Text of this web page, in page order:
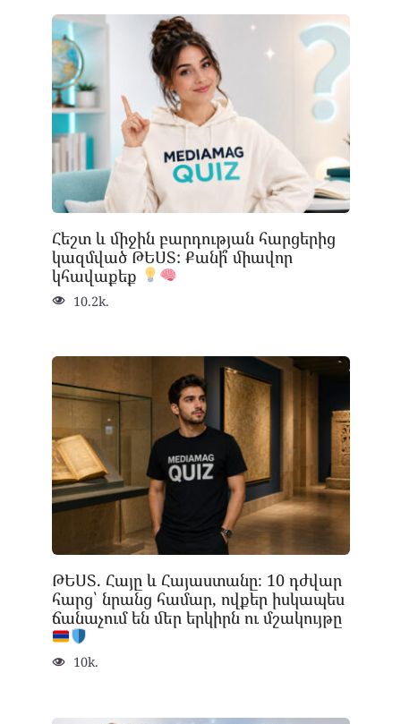
Հեշտ և միջին բարդության հարցերից
կազմված ԹԵՍՏ: Քանի՞ միավոր
կհավաքեք
10.2k.
ԹԵՍՏ. Հայը և Հայաստանը։ 10 դժվար
հարց՝ նրանց համար, ովքեր իսկապես
ճանաչում են մեր երկիրն ու մշակույթը
10k.